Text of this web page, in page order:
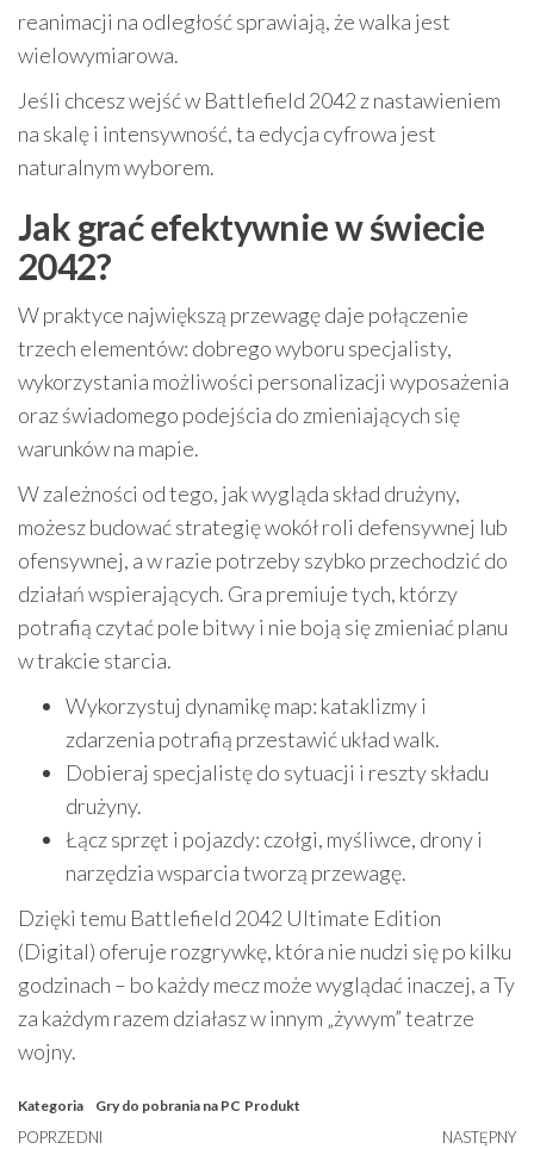
reanimacji na odległość sprawiają, że walka jest
wielowymiarowa.
Jeśli chcesz wejść w Battlefield 2042 z nastawieniem
na skalę i intensywność, ta edycja cyfrowa jest
naturalnym wyborem.
Jak grać efektywnie w świecie
2042?
W praktyce największą przewagę daje połączenie
trzech elementów: dobrego wyboru specjalisty,
wykorzystania możliwości personalizacji wyposażenia
oraz świadomego podejścia do zmieniających się
warunków na mapie.
W zależności od tego, jak wygląda skład drużyny,
możesz budować strategię wokół roli defensywnej lub
ofensywnej, a w razie potrzeby szybko przechodzić do
działań wspierających. Gra premiuje tych, którzy
potrafią czytać pole bitwy i nie boją się zmieniać planu
w trakcie starcia.
Wykorzystuj dynamikę map: kataklizmy i
zdarzenia potrafią przestawić układ walk.
Dobieraj specjalistę do sytuacji i reszty składu
drużyny.
Łącz sprzęt i pojazdy: czołgi, myśliwce, drony i
narzędzia wsparcia tworzą przewagę.
Dzięki temu Battlefield 2042 Ultimate Edition
(Digital) oferuje rozgrywkę, która nie nudzi się po kilku
godzinach – bo każdy mecz może wyglądać inaczej, a Ty
za każdym razem działasz w innym „żywym” teatrze
wojny.
Kategoria Gry do pobrania na PC Produkt
Poprzedni
POPRZEDNI NASTĘPNY